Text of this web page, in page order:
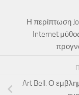
Η περίπτωση
Internet
Art Bell. Ο